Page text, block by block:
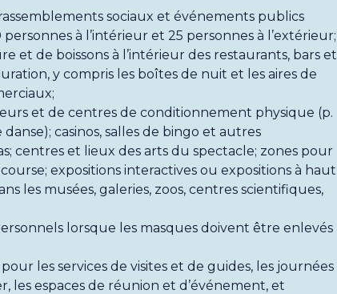
sociaux et événements publics
à l’intérieur et 25 personnes à l’extérieur;
et de boissons à l’intérieur des restaurants, bars et
y compris les boîtes de nuit et les aires de
et de centres de conditionnement physique (p.
casinos, salles de bingo et autres
centres et lieux des arts du spectacle; zones pour
expositions interactives ou expositions à haut
les musées, galeries, zoos, centres scientifiques,
lorsque les masques doivent être enlevés
les services de visites et de guides, les journées
les espaces de réunion et d’événement, et